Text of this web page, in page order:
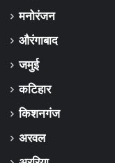
मनोरंजन
औरंगाबाद
जमुई
कटिहार
किशनगंज
अरवल